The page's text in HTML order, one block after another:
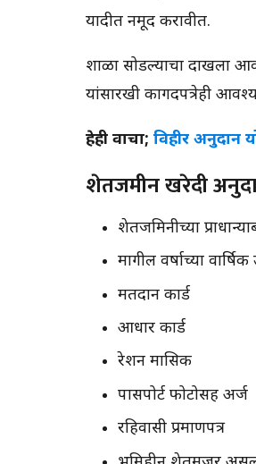
यादीत नमूद करावीत.
शाळा सोडल्याचा दाखला
यांसारखी कागदपत्रेही
हेही वाचा; विहीर अनुदान
शेतजमीन खरेदी
शेतजमिनीच्या
मागील वर्षाच्या
मतदान कार्ड
आधार कार्ड
रेशन मासिक
पासपोर्ट फोटोसह अर्ज
रहिवासी प्रमाणपत्र